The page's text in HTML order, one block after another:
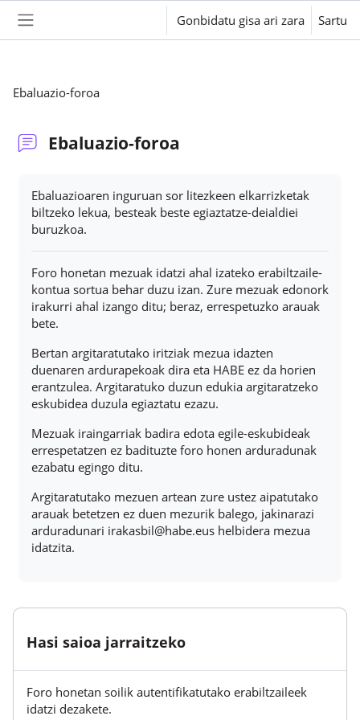
Alboko panela
Gonbidatu gisa ari zara Sartu
Ebaluazio-foroa
Ebaluazio-foroa
Ebaluazioaren inguruan sor litezkeen elkarrizketak
biltzeko lekua, besteak beste egiaztatze-deialdiei
buruzkoa.
Foro honetan mezuak idatzi ahal izateko erabiltzaile-
kontua sortua behar duzu izan. Zure mezuak edonork
irakurri ahal izango ditu; beraz, errespetuzko arauak
bete.
Bertan argitaratutako iritziak mezua idazten
duenaren ardurapekoak dira eta HABE ez da horien
erantzulea. Argitaratuko duzun edukia argitaratzeko
eskubidea duzula egiaztatu ezazu.
Mezuak iraingarriak badira edota egile-eskubideak
errespetatzen ez badituzte foro honen arduradunak
ezabatu egingo ditu.
Argitaratutako mezuen artean zure ustez aipatutako
arauak betetzen ez duen mezurik balego, jakinarazi
arduradunari irakasbil@habe.eus helbidera mezua
idatzita.
Hasi saioa jarraitzeko
Foro honetan soilik autentifikatutako erabiltzaileek
idatzi dezakete.